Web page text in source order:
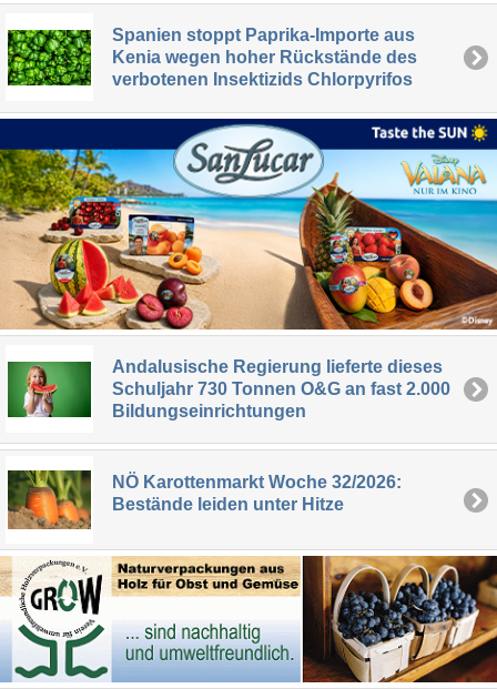
Spanien stoppt Paprika-Importe aus
Kenia wegen hoher Rückstände des
verbotenen Insektizids Chlorpyrifos
Andalusische Regierung lieferte dieses
Schuljahr 730 Tonnen O&G an fast 2.000
Bildungseinrichtungen
NÖ Karottenmarkt Woche 32/2026:
Bestände leiden unter Hitze